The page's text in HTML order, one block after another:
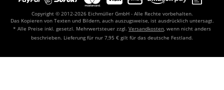
Copyright © 2012-2026 Eichmüller GmbH - Alle Rechte vorbehalten.
Das Kopieren von Texten und Bildern, auch auszugsweise, ist ausdrücklich untersagt.
* Alle Preise inkl. gesetzl. Mehrwertsteuer zzgl. Versandkosten, wenn nicht anders
beschrieben. Lieferung für nur 7,95 € gilt für das deutsche Festland.